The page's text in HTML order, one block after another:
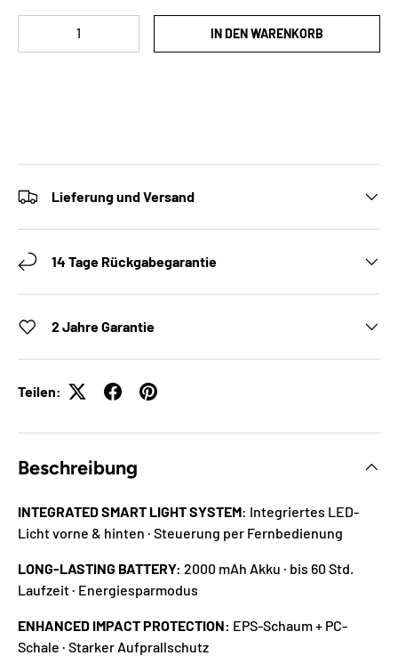
IN DEN WARENKORB
Lieferung und Versand
14 Tage Rückgabegarantie
2 Jahre Garantie
Teilen:
Beschreibung
INTEGRATED SMART LIGHT SYSTEM: Integriertes LED-
Licht vorne & hinten · Steuerung per Fernbedienung
LONG-LASTING BATTERY: 2000 mAh Akku · bis 60 Std.
Laufzeit · Energiesparmodus
ENHANCED IMPACT PROTECTION: EPS-Schaum + PC-
Schale · Starker Aufprallschutz